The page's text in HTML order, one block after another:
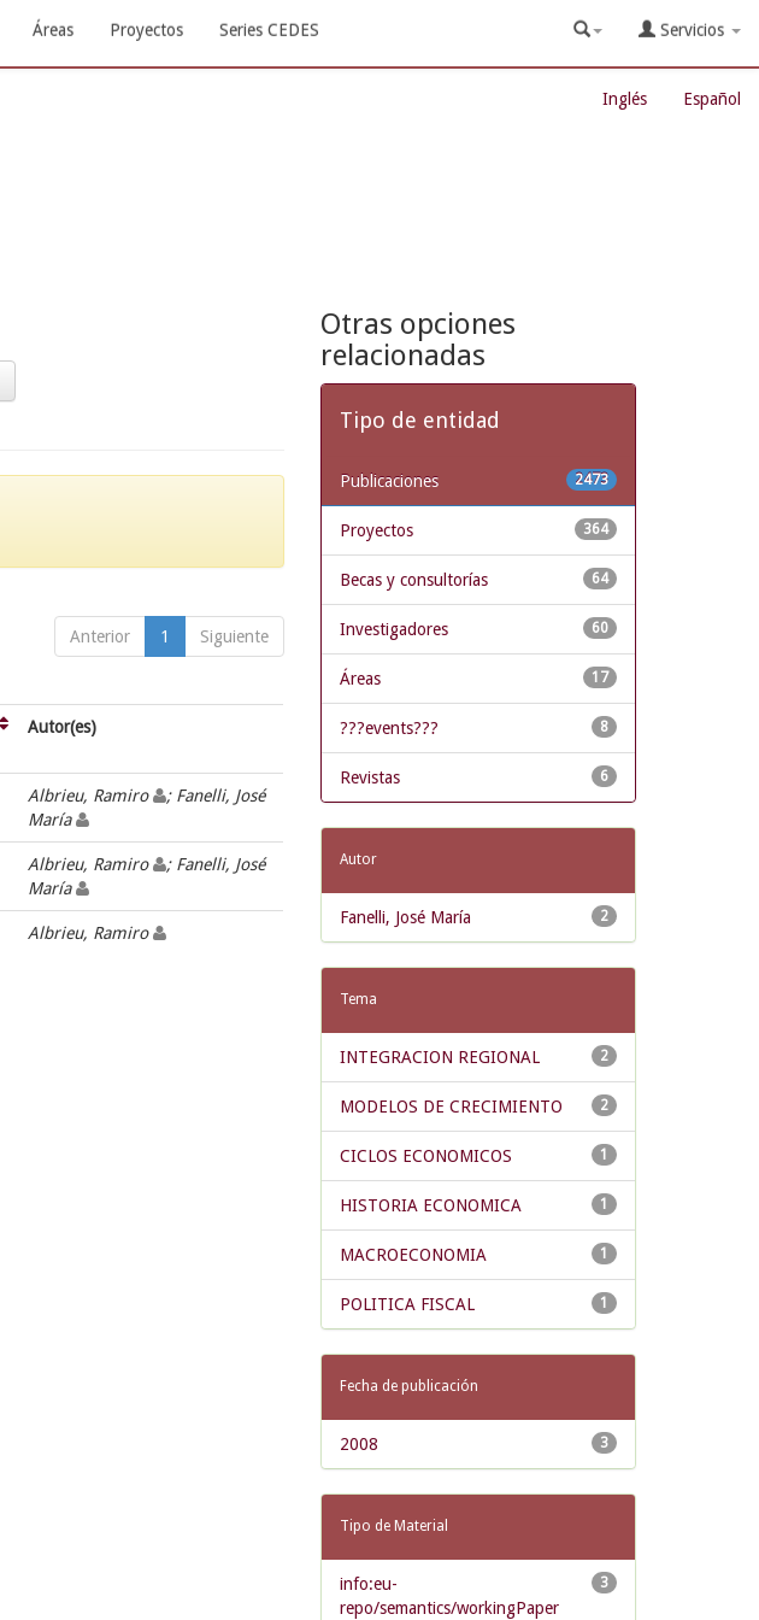
Áreas Proyectos Series CEDES Servicios
Inglés Español
Anterior 1 Siguiente
Autor(es)
Albrieu, Ramiro
; Fanelli, José
María
Albrieu, Ramiro
; Fanelli, José
María
Albrieu, Ramiro
Otras opciones
relacionadas
Tipo de entidad
2473
Publicaciones
364
Proyectos
64
Becas y consultorías
60
Investigadores
17
Áreas
8
???events???
6
Revistas
Autor
2
Fanelli, José María
Tema
2
INTEGRACION REGIONAL
2
MODELOS DE CRECIMIENTO
1
CICLOS ECONOMICOS
1
HISTORIA ECONOMICA
1
MACROECONOMIA
1
POLITICA FISCAL
Fecha de publicación
3
2008
Tipo de Material
3
info:eu-
repo/semantics/workingPaper